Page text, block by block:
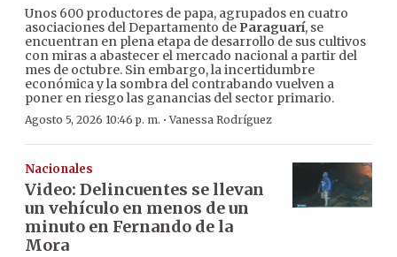
Unos 600 productores de papa, agrupados en cuatro
asociaciones del Departamento de Paraguarí, se
encuentran en plena etapa de desarrollo de sus cultivos
con miras a abastecer el mercado nacional a partir del
mes de octubre. Sin embargo, la incertidumbre
económica y la sombra del contrabando vuelven a
poner en riesgo las ganancias del sector primario.
Agosto 5, 2026 10:46 p. m. ·Vanessa Rodríguez
Nacionales
Video: Delincuentes se llevan
un vehículo en menos de un
minuto en Fernando de la
Mora